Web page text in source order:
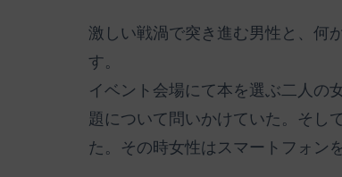
激しい戦渦で突き進む男性と、何
す。
イベント会場にて本を選ぶ二人の
題について問いかけていた。そし
た。その時女性はスマートフォン